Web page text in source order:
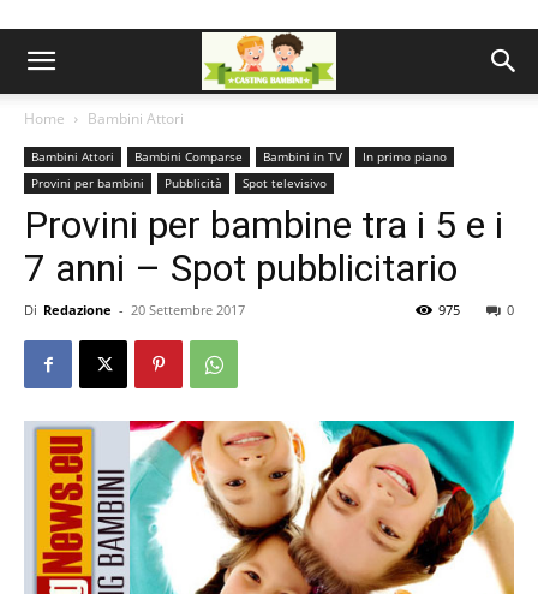
Home Bambini Attori
Bambini Attori Bambini Comparse Bambini in TV
In primo piano
Provini per bambini
Pubblicità Spot televisivo
Provini per bambine tra i 5 e i
7 anni – Spot pubblicitario
Di Redazione - 20 Settembre 2017 0
975